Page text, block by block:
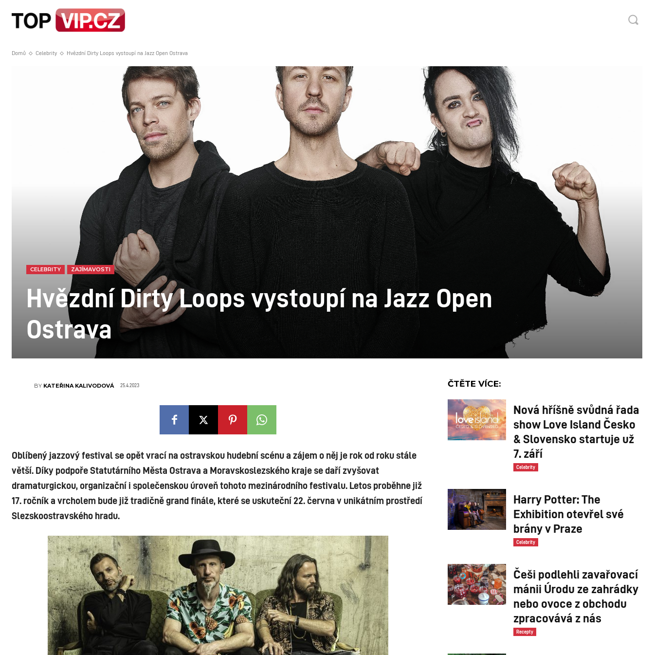
Domů Celebrity Hvězdní Dirty Loops vystoupí na Jazz Open Ostrava
CELEBRITY ZAJÍMAVOSTI
Hvězdní Dirty Loops vystoupí na Jazz Open
Ostrava
BY KATEŘINA KALIVODOVÁ 25.4.2023
Oblíbený jazzový festival se opět vrací na ostravskou hudební scénu a zájem o něj je rok od roku stále
větší. Díky podpoře Statutárního Města Ostrava a Moravskoslezského kraje se daří zvyšovat
dramaturgickou, organizační i společenskou úroveň tohoto mezinárodního festivalu. Letos proběhne již
17. ročník a vrcholem bude již tradičně grand finále, které se uskuteční 22. června v unikátním prostředí
Slezskoostravského hradu.
ČTĚTE VÍCE:
Nová hříšně svůdná řada
show Love Island Česko
& Slovensko startuje už
7. září
Celebrity
Harry Potter: The
Exhibition otevřel své
brány v Praze
Celebrity
Češi podlehli zavařovací
mánii Úrodu ze zahrádky
nebo ovoce z obchodu
zpracovává z nás
Recepty